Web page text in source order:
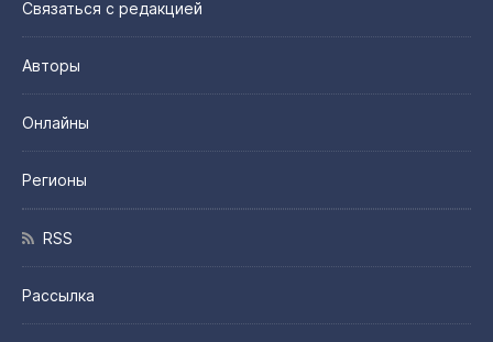
Связаться с редакцией
Авторы
Онлайны
Регионы
RSS
Рассылка